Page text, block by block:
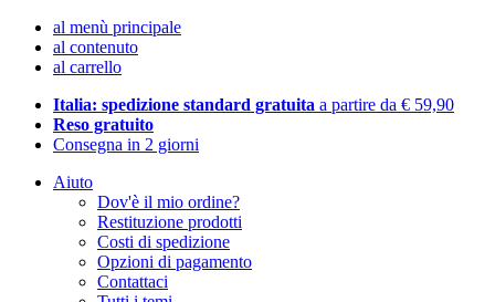
al menù principale
al contenuto
al carrello
Italia: spedizione standard gratuita a partire da € 59,90
Reso gratuito
Consegna in 2 giorni
Aiuto
Dov'è il mio ordine?
Restituzione prodotti
Costi di spedizione
Opzioni di pagamento
Contattaci